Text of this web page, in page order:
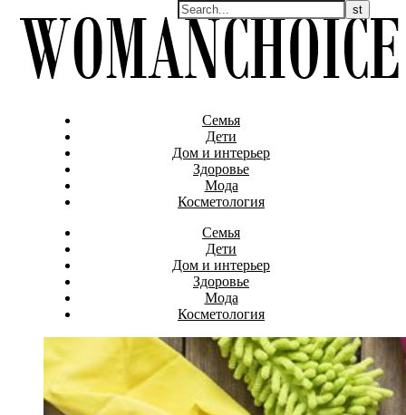
Семья
Дети
Дом и интерьер
Здоровье
Мода
Косметология
Семья
Дети
Дом и интерьер
Здоровье
Мода
Косметология